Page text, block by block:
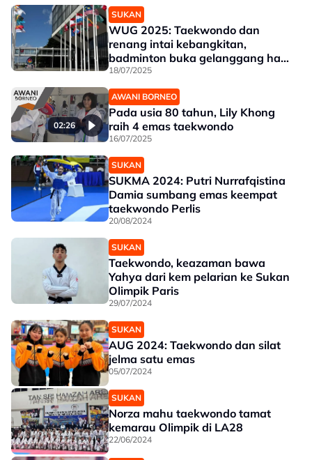
SUKAN
WUG 2025: Taekwondo dan
renang intai kebangkitan,
badminton buka gelanggang hari
ini
18/07/2025
02:26
AWANI BORNEO
Pada usia 80 tahun, Lily Khong
raih 4 emas taekwondo
16/07/2025
SUKAN
SUKMA 2024: Putri Nurrafqistina
Damia sumbang emas keempat
taekwondo Perlis
20/08/2024
SUKAN
Taekwondo, keazaman bawa
Yahya dari kem pelarian ke Sukan
Olimpik Paris
29/07/2024
SUKAN
AUG 2024: Taekwondo dan silat
jelma satu emas
05/07/2024
SUKAN
Norza mahu taekwondo tamat
kemarau Olimpik di LA28
22/06/2024